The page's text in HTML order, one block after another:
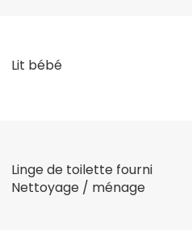
Lit bébé
Linge de toilette fourni
Nettoyage / ménage